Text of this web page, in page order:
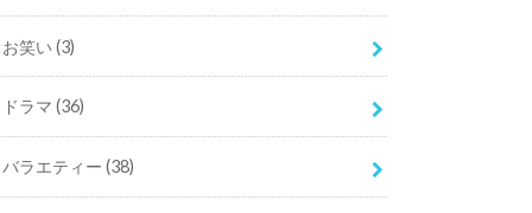
お笑い (3)
ドラマ (36)
バラエティー (38)